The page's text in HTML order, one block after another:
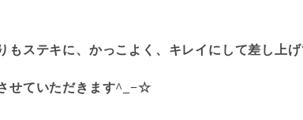
もステキに、かっこよく、キレイにして差し上
せていただきます^_−☆